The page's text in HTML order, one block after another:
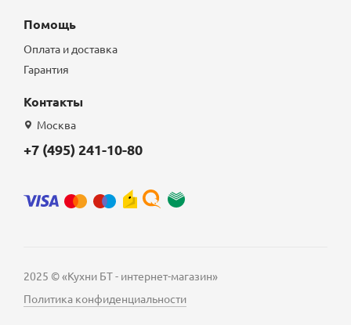
Помощь
Оплата и доставка
Гарантия
Контакты
Москва
+7 (495) 241-10-80
2025 © «Кухни БТ - интернет-магазин»
Политика конфиденциальности